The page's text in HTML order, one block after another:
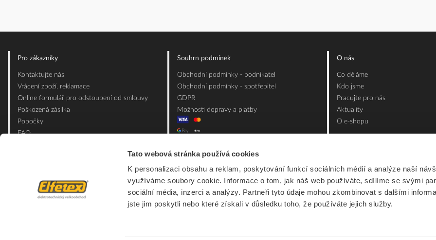
Tato webová stránka používá cookies
K personalizaci obsahu a reklam, poskytování funkcí sociálních médií a analýze naší
využíváme soubory cookie. Informace o tom, jak náš web používáte, sdílíme se svými
sociální média, inzerci a analýzy. Partneři tyto údaje mohou zkombinovat s dalšími
jste jim poskytli nebo které získali v důsledku toho, že používáte jejich služby.
Pro zákazníky
Kontaktujte nás
Vrácení zboží, reklamace
Online formulář pro odstoupení od smlouvy
Poškozená zásilka
Pobočky
FAQ
Souhrn podmínek
Obchodní podmínky - podnikatel
Obchodní podmínky - spotřebitel
GDPR
Možnosti dopravy a platby
O nás
Co děláme
Kdo jsme
Pracujte pro nás
Aktuality
O e-shopu